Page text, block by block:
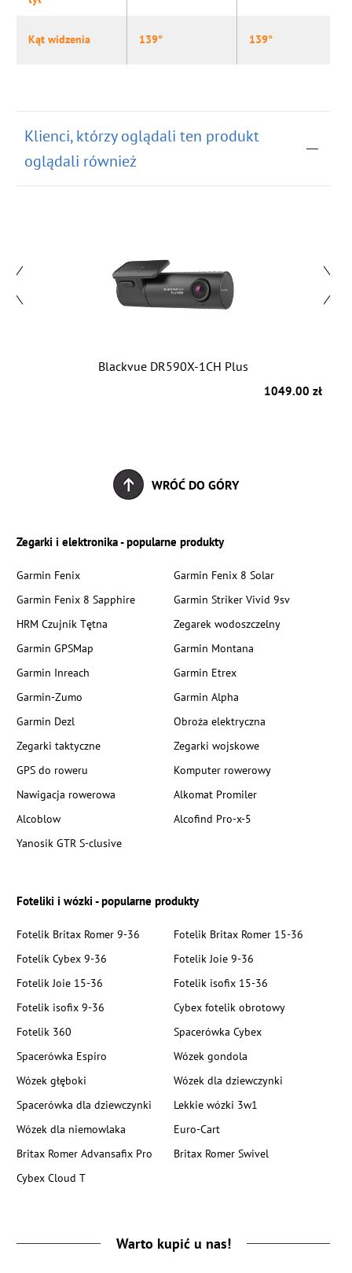
Kąt widzenia 139° 139°
Klienci, którzy oglądali ten produkt
oglądali również
Blackvue DR590X-1CH Plus
1049.00 zł
WRÓĆ DO GÓRY
Zegarki i elektronika - popularne produkty
Garmin Fenix
Garmin Fenix 8 Solar
Garmin Fenix 8 Sapphire
Garmin Striker Vivid 9sv
HRM Czujnik Tętna
Zegarek wodoszczelny
Garmin GPSMap
Garmin Montana
Garmin Inreach
Garmin Etrex
Garmin-Zumo
Garmin Alpha
Garmin Dezl
Obroża elektryczna
Zegarki taktyczne
Zegarki wojskowe
GPS do roweru
Komputer rowerowy
Nawigacja rowerowa
Alkomat Promiler
Alcoblow
Alcofind Pro-x-5
Yanosik GTR S-clusive
Foteliki i wózki - popularne produkty
Fotelik Britax Romer 9-36
Fotelik Britax Romer 15-36
Fotelik Cybex 9-36
Fotelik Joie 9-36
Fotelik Joie 15-36
Fotelik isofix 15-36
Fotelik isofix 9-36
Cybex fotelik obrotowy
Fotelik 360
Spacerówka Cybex
Spacerówka Espiro
Wózek gondola
Wózek głęboki
Wózek dla dziewczynki
Spacerówka dla dziewczynki
Lekkie wózki 3w1
Wózek dla niemowlaka
Euro-Cart
Britax Romer Advansafix Pro
Britax Romer Swivel
Cybex Cloud T
Warto kupić u nas!